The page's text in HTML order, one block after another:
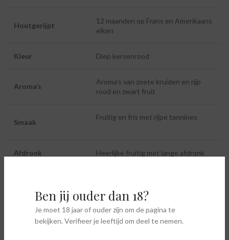
Ben jij ouder dan 18?
Je moet 18 jaar of ouder zijn om de pagina te
bekijken. Verifieer je leeftijd om deel te nemen.
Houtgerijpt
12 maanden op Frans en Amerikaans
eiken
Kleur Diep kersenrood
Aroma’s
Aroma’s van zoete kruiden en rijp
rood en zwart fruit
Smaak
Fruitig en fris met rijpe tannines
Afdronk Heerlijke fruitig met lange afdronk
Serveertemperatuur